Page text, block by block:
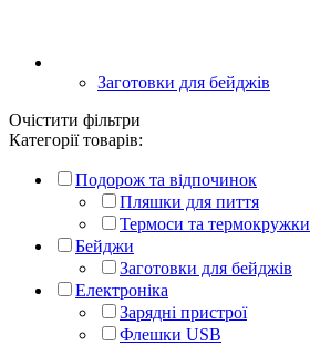
Заготовки для бейджів
Очістити фільтри
Категорії товарів:
Подорож та відпочинок
Пляшки для пиття
Термоси та термокружки
Бейджи
Заготовки для бейджів
Електроніка
Зарядні пристрої
Флешки USB